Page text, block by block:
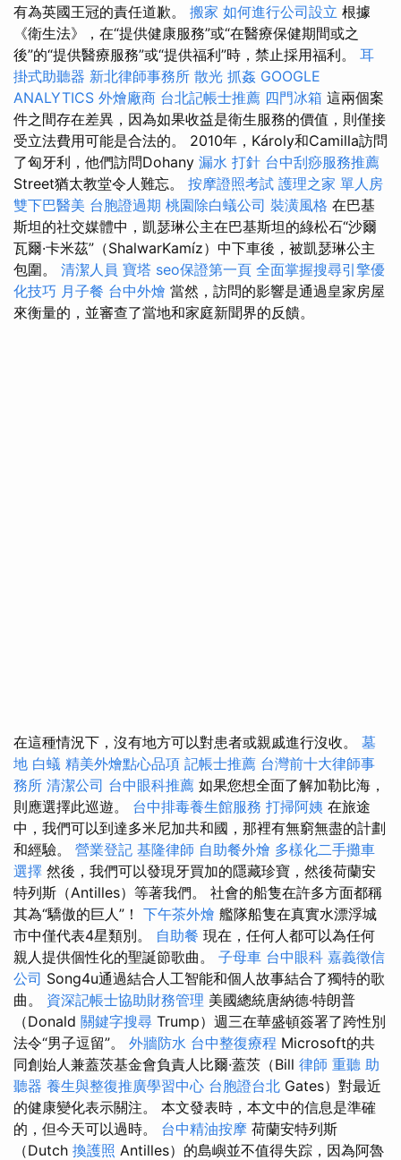
有為英國王冠的責任道歉。 搬家 如何進行公司設立 根據
《衛生法》，在“提供健康服務”或“在醫療保健期間或之
後”的“提供醫療服務”或“提供福利”時，禁止採用福利。 耳
掛式助聽器 新北律師事務所 散光 抓姦 GOOGLE
ANALYTICS 外燴廠商 台北記帳士推薦 四門冰箱 這兩個案
件之間存在差異，因為如果收益是衛生服務的價值，則僅接
受立法費用可能是合法的。 2010年，Károly和Camilla訪問
了匈牙利，他們訪問Dohany 漏水 打針 台中刮痧服務推薦
Street猶太教堂令人難忘。 按摩證照考試 護理之家 單人房
雙下巴醫美 台胞證過期 桃園除白蟻公司 裝潢風格 在巴基
斯坦的社交媒體中，凱瑟琳公主在巴基斯坦的綠松石“沙爾
瓦爾·卡米茲”（ShalwarKamíz）中下車後，被凱瑟琳公主
包圍。 清潔人員 寶塔 seo保證第一頁 全面掌握搜尋引擎優
化技巧 月子餐 台中外燴 當然，訪問的影響是通過皇家房屋
來衡量的，並審查了當地和家庭新聞界的反饋。
在這種情況下，沒有地方可以對患者或親戚進行沒收。 墓
地 白蟻 精美外燴點心品項 記帳士推薦 台灣前十大律師事
務所 清潔公司 台中眼科推薦 如果您想全面了解加勒比海，
則應選擇此巡遊。 台中排毒養生館服務 打掃阿姨 在旅途
中，我們可以到達多米尼加共和國，那裡有無窮無盡的計劃
和經驗。 營業登記 基隆律師 自助餐外燴 多樣化二手攤車
選擇 然後，我們可以發現牙買加的隱藏珍寶，然後荷蘭安
特列斯（Antilles）等著我們。 社會的船隻在許多方面都稱
其為“驕傲的巨人”！ 下午茶外燴 艦隊船隻在真實水漂浮城
市中僅代表4星類別。 自助餐 現在，任何人都可以為任何
親人提供個性化的聖誕節歌曲。 子母車 台中眼科 嘉義徵信
公司 Song4u通過結合人工智能和個人故事結合了獨特的歌
曲。 資深記帳士協助財務管理 美國總統唐納德·特朗普
（Donald 關鍵字搜尋 Trump）週三在華盛頓簽署了跨性別
法令“男子逗留”。 外牆防水 台中整復療程 Microsoft的共
同創始人兼蓋茨基金會負責人比爾·蓋茨（Bill 律師 重聽 助
聽器 養生與整復推廣學習中心 台胞證台北 Gates）對最近
的健康變化表示關注。 本文發表時，本文中的信息是準確
的，但今天可以過時。 台中精油按摩 荷蘭安特列斯
（Dutch 換護照 Antilles）的島嶼並不值得失踪，因為阿魯